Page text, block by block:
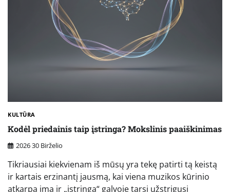
KULTŪRA
Kodėl priedainis taip įstringa? Mokslinis paaiškinimas
2026 30 Birželio
Tikriausiai kiekvienam iš mūsų yra tekę patirti tą keistą
ir kartais erzinantį jausmą, kai viena muzikos kūrinio
atkarpa ima ir „įstringa“ galvoje tarsi užstrigusi